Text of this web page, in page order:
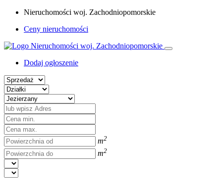
Nieruchomości woj. Zachodniopomorskie
Ceny nieruchomości
Dodaj ogłoszenie
m2
m2